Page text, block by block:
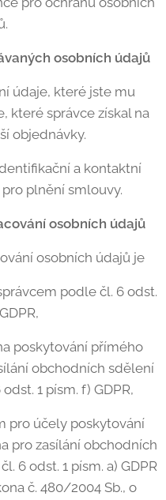
vaných osobních údajů
údaje, které jste mu
které správce získal na
objednávky.
a kontaktní
plnění smlouvy.
osobních údajů
osobních údajů je
podle čl. 6 odst.
poskytování přímého
obchodních sdělení
1 písm. f) GDPR,
pro účely poskytování
pro zasílání obchodních
6 odst. 1 písm. a) GDPR
č. 480/2004 Sb., o